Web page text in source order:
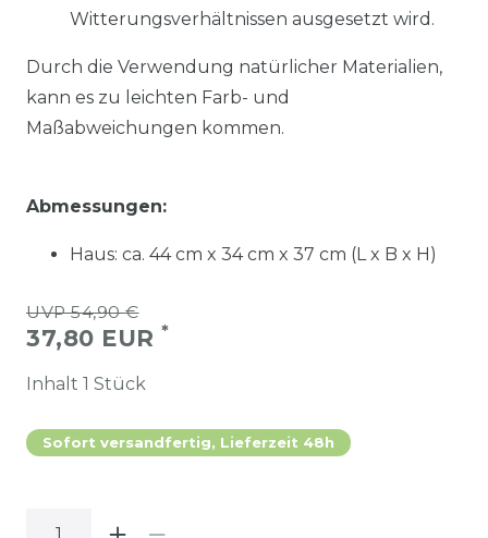
Witterungsverhältnissen ausgesetzt wird.
Durch die Verwendung natürlicher Materialien,
kann es zu leichten Farb- und
Maßabweichungen kommen.
Abmessungen:
Haus: ca. 44 cm x 34 cm x 37 cm (L x B x H)
UVP 54,90 €
37,80 EUR *
Inhalt 1 Stück
Sofort versandfertig, Lieferzeit 48h